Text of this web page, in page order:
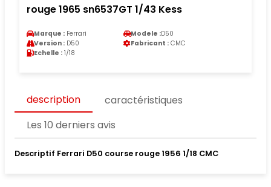
rouge 1965 sn6537GT 1/43 Kess
Marque : Ferrari Modele :D50
Version : D50 Fabricant : CMC
Echelle : 1/18
description
caractéristiques
Les 10 derniers avis
Descriptif Ferrari D50 course rouge 1956 1/18 CMC